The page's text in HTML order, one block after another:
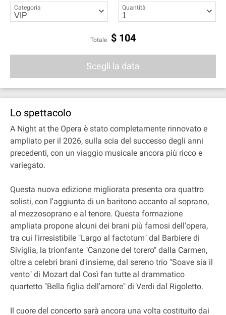
Categoria Quantità
Totale $ 104
Scegli la data
Lo spettacolo
A Night at the Opera è stato completamente rinnovato e
ampliato per il 2026, sulla scia del successo degli anni
precedenti, con un viaggio musicale ancora più ricco e
variegato.
Questa nuova edizione migliorata presenta ora quattro
solisti, con l'aggiunta di un baritono accanto al soprano,
al mezzosoprano e al tenore. Questa formazione
ampliata propone alcuni dei brani più famosi dell'opera,
tra cui l'irresistibile "Largo al factotum" dal Barbiere di
Siviglia, la trionfante "Canzone del torero" dalla Carmen,
oltre a celebri brani d'insieme, dal sereno trio "Soave sia il
vento" di Mozart dal Così fan tutte al drammatico
quartetto "Bella figlia dell'amore" di Verdi dal Rigoletto.
Il cuore del concerto sarà ancora una volta costituito dai